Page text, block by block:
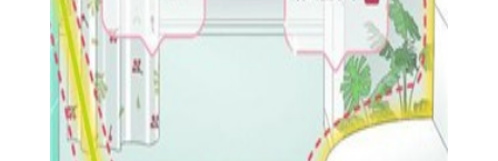
的事情，不必担心会被制裁。
3.升级速度经过调整非常快，大家不需要在游戏无脑挂机，做
日常任务还有免费充值元宝拿。
【幻梦人生征程游戏玩法】